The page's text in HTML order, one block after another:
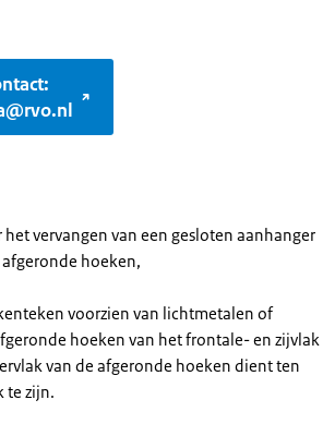
vervangen van een gesloten aanhanger
hoeken,
voorzien van lichtmetalen of
hoeken van het frontale- en zijvlak
van de afgeronde hoeken dient ten
te zijn.